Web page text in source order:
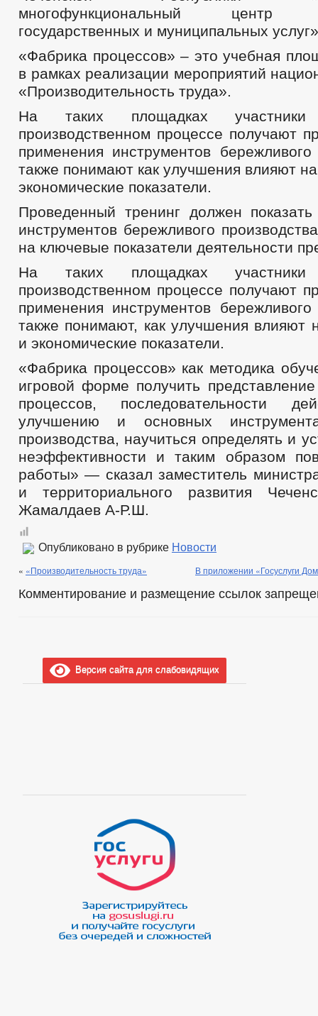
многофункциональный центр
государственных и муниципальных
«Фабрика процессов» – это учебная
в рамках реализации мероприятий
«Производительность труда».
На таких площадках
производственном процессе получают
применения инструментов
также понимают как улучшения влияют
экономические показатели.
Проведенный тренинг должен
инструментов бережливого
на ключевые показатели деятельности
На таких площадках
производственном процессе получают
применения инструментов
также понимают, как улучшения влияют
и экономические показатели.
«Фабрика процессов» как методика
игровой форме получить
процессов, последовательности
улучшению и основных
производства, научиться определять и
неэффективности и таким образом
работы» — сказал заместитель
и территориального развития
Жамалдаев А-Р.Ш.
Опубликовано в рубрике Новости
« «Производительность труда» В приложении «Госуслуги
Комментирование и размещение ссылок
Версия сайта для слабовидящих